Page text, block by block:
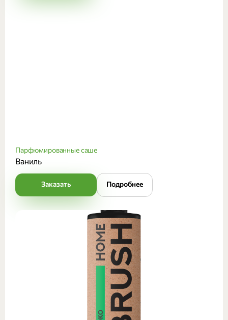
Парфюмированные саше
Ваниль
Заказать Подробнее